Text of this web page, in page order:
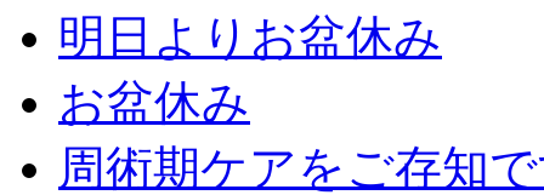
明日よりお盆休み
お盆休み
周術期ケアをご存知